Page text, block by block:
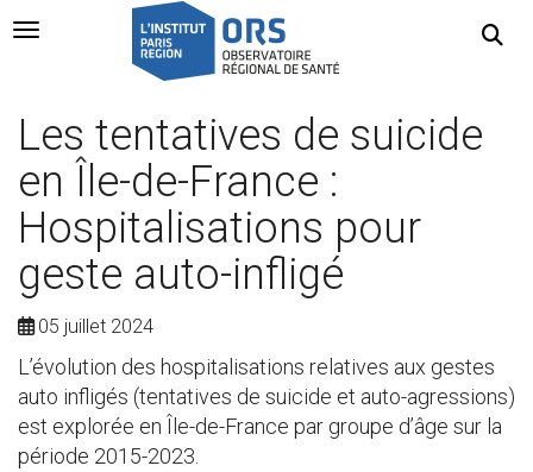
Navigation Toggle
Les tentatives de suicide
en Île-de-France :
Hospitalisations pour
geste auto-infligé
05 juillet 2024
L’évolution des hospitalisations relatives aux gestes
auto infligés (tentatives de suicide et auto-agressions)
est explorée en Île-de-France par groupe d’âge sur la
période 2015-2023.